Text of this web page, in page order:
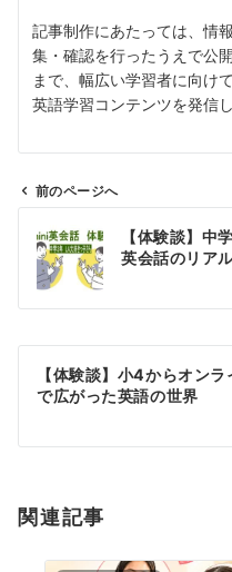
記事制作にあたっては、情
集・確認を行ったうえで公
まで、幅広い学習者に向け
英語学習コンテンツを発信し
ン
前のページへ
【体験談】中
英会話のリア
【体験談】小4からオン
で広がった英語の世界
関連記事